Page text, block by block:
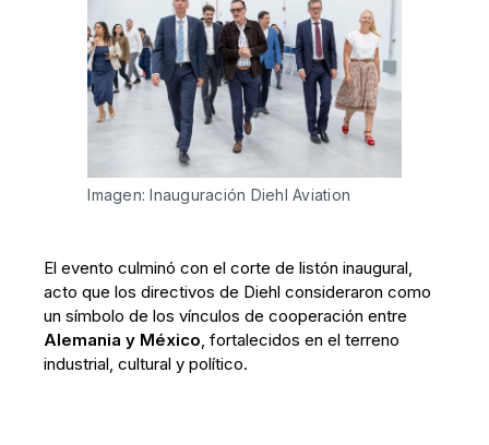
Imagen: Inauguración Diehl Aviation
El evento culminó con el corte de listón inaugural,
acto que los directivos de Diehl consideraron como
un símbolo de los vínculos de cooperación entre
Alemania y México, fortalecidos en el terreno
industrial, cultural y político.